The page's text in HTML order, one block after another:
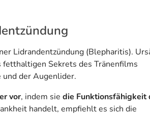
Lidrandentzündung (Blepharitis).
Sekrets des Tränenfilms
der Augenlider.
vor, indem sie die Funktionsfähigkeit
handelt, empfiehlt es sich die